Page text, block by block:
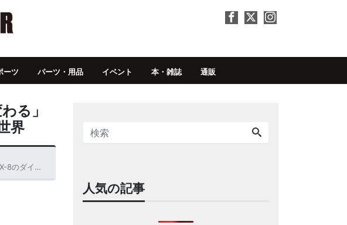
ーツ パーツ・用品 イベント 本・雑誌 通販
る」
界
ック世界
人気の記事